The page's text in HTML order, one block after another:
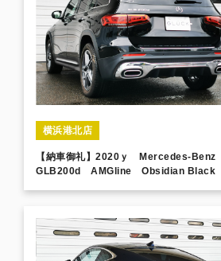
横浜港北店
【納車御礼】2020ｙ Mercedes-Benz
GLB200d AMGline Obsidian Black